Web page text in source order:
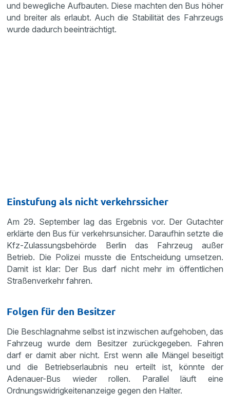
und bewegliche Aufbauten. Diese machten den Bus höher
und breiter als erlaubt. Auch die Stabilität des Fahrzeugs
wurde dadurch beeinträchtigt.
Einstufung als nicht verkehrssicher
Am 29. September lag das Ergebnis vor. Der Gutachter
erklärte den Bus für verkehrsunsicher. Daraufhin setzte die
Kfz-Zulassungsbehörde Berlin das Fahrzeug außer
Betrieb. Die Polizei musste die Entscheidung umsetzen.
Damit ist klar: Der Bus darf nicht mehr im öffentlichen
Straßenverkehr fahren.
Folgen für den Besitzer
Die Beschlagnahme selbst ist inzwischen aufgehoben, das
Fahrzeug wurde dem Besitzer zurückgegeben. Fahren
darf er damit aber nicht. Erst wenn alle Mängel beseitigt
und die Betriebserlaubnis neu erteilt ist, könnte der
Adenauer-Bus wieder rollen. Parallel läuft eine
Ordnungswidrigkeitenanzeige gegen den Halter.